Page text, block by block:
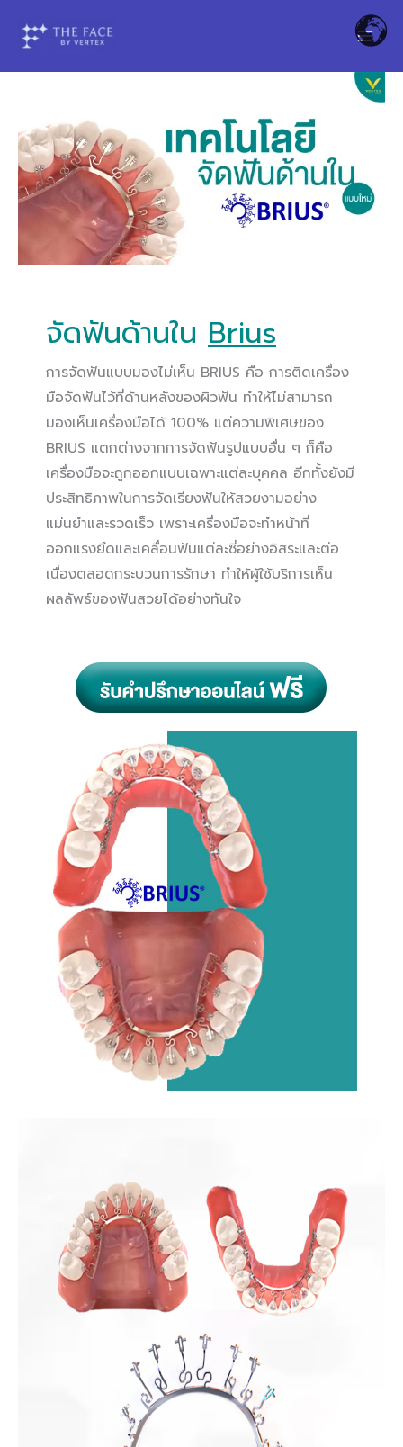
จัดฟันด้านใน Brius
การจัดฟันแบบมองไม่เห็น BRIUS คือ การติดเครื่อง
มือจัดฟันไว้ที่ด้านหลังของผิวฟัน ทำให้ไม่สามารถ
มองเห็นเครื่องมือได้ 100% แต่ความพิเศษของ
BRIUS แตกต่างจากการจัดฟันรูปแบบอื่น ๆ ก็คือ
เครื่องมือจะถูกออกแบบเฉพาะแต่ละบุคคล อีกทั้งยังมี
ประสิทธิภาพในการจัดเรียงฟันให้สวยงามอย่าง
แม่นยำและรวดเร็ว เพราะเครื่องมือจะทำหน้าที่
ออกแรงยึดและเคลื่อนฟันแต่ละซี่อย่างอิสระและต่อ
เนื่องตลอดกระบวนการรักษา ทำให้ผู้ใช้บริการเห็น
ผลลัพธ์ของฟันสวยได้อย่างทันใจ